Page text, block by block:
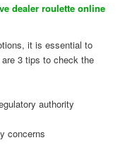
dealer roulette online
it is essential to
3 tips to check the
authority
concerns